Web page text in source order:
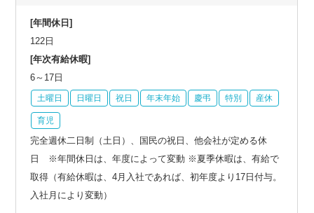
[年間休日]
122日
[年次有給休暇]
6～17日
土曜日 日曜日 祝日 年末年始 慶弔 特別 産休
育児
完全週休二日制（土日）、国民の祝日、他会社が定める休
日 ※年間休日は、年度によって変動 ※夏季休暇は、有給で
取得（有給休暇は、4月入社であれば、初年度より17日付与。
入社月により変動）